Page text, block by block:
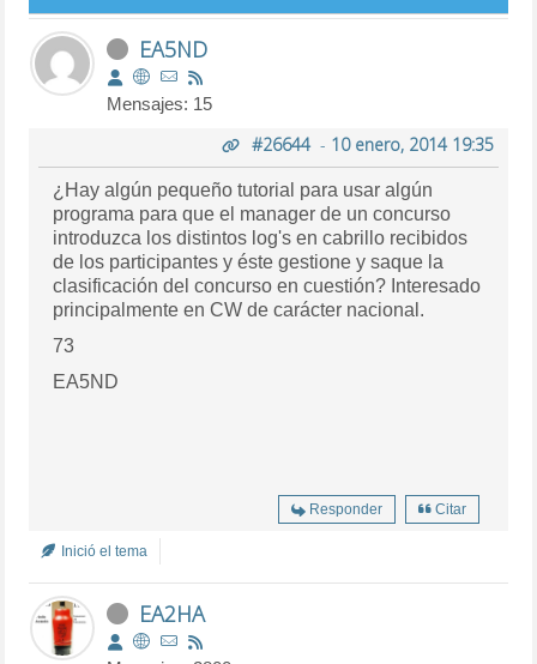
EA5ND
Mensajes: 15
#26644- 10 enero, 2014 19:35
¿Hay algún pequeño tutorial para usar algún
programa para que el manager de un concurso
introduzca los distintos log's en cabrillo recibidos
de los participantes y éste gestione y saque la
clasificación del concurso en cuestión? Interesado
principalmente en CW de carácter nacional.
73
EA5ND
Responder Citar
Inició el tema
EA2HA